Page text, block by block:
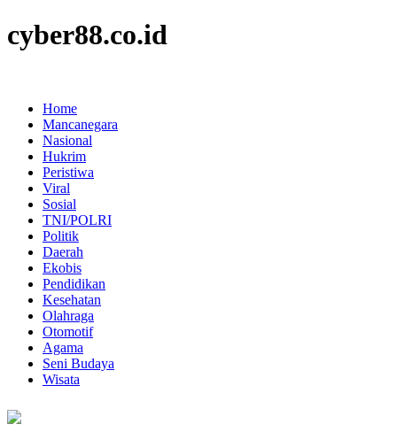
cyber88.co.id
Home
Mancanegara
Nasional
Hukrim
Peristiwa
Viral
Sosial
TNI/POLRI
Politik
Daerah
Ekobis
Pendidikan
Kesehatan
Olahraga
Otomotif
Agama
Seni Budaya
Wisata